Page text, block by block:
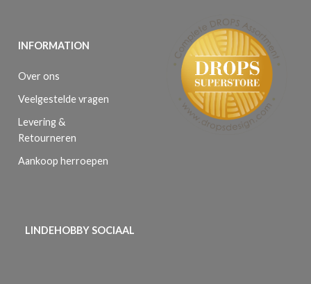
INFORMATION
Over ons
Veelgestelde vragen
Levering &
Retourneren
Aankoop herroepen
LINDEHOBBY SOCIAAL